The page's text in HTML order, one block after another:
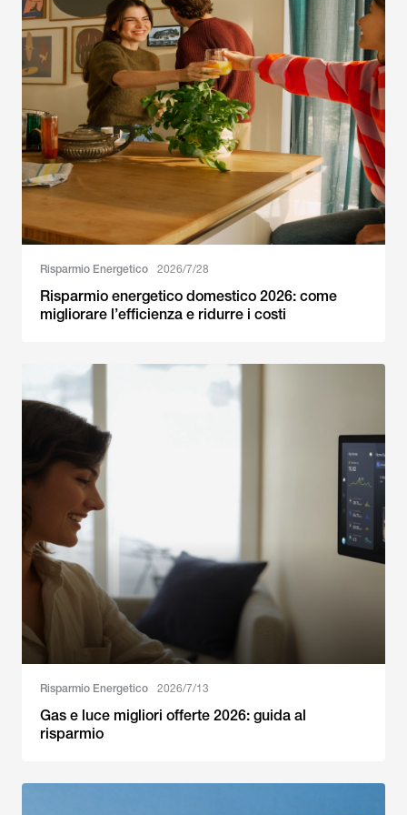
Risparmio Energetico 2026/7/28
Risparmio energetico domestico 2026: come
migliorare l’efficienza e ridurre i costi
Risparmio Energetico 2026/7/13
Gas e luce migliori offerte 2026: guida al
risparmio